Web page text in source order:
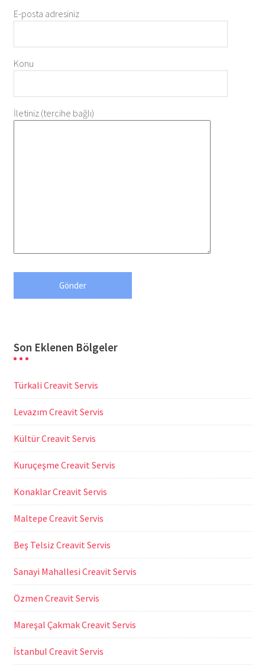
E-posta adresiniz
Konu
İletiniz (tercihe bağlı)
Son Eklenen Bölgeler
Türkali Creavit Servis
Levazım Creavit Servis
Kültür Creavit Servis
Kuruçeşme Creavit Servis
Konaklar Creavit Servis
Maltepe Creavit Servis
Beş Telsiz Creavit Servis
Sanayi Mahallesi Creavit Servis
Özmen Creavit Servis
Mareşal Çakmak Creavit Servis
İstanbul Creavit Servis